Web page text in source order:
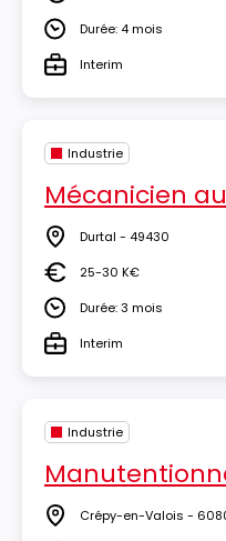
DuréeDurée: 4 mois
TypeInterim
Industrie
Mécanicien
Lieu Durtal - 49430
Salaire25-30 K€
DuréeDurée: 3 mois
TypeInterim
Industrie
Lieu Crépy-en-Valois -